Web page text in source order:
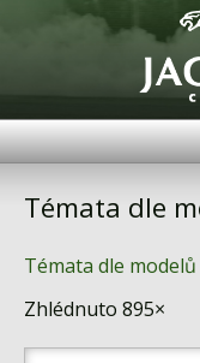
Členové
Témata dle
Témata dle modelů
Zhlédnuto 895×